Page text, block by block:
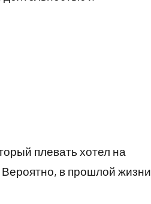
плевать хотел на
в прошлой жизни